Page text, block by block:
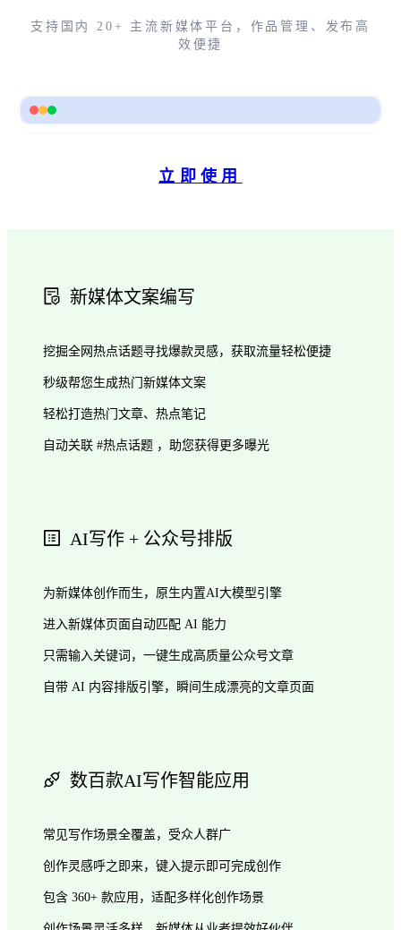
支持国内 20+ 主流新媒体平台，作品管理、发布高
效便捷
立即使用
新媒体文案编写
挖掘全网热点话题寻找爆款灵感，获取流量轻松便捷
秒级帮您生成热门新媒体文案
轻松打造热门文章、热点笔记
自动关联 #热点话题 ，助您获得更多曝光
AI写作 + 公众号排版
为新媒体创作而生，原生内置AI大模型引擎
进入新媒体页面自动匹配 AI 能力
只需输入关键词，一键生成高质量公众号文章
自带 AI 内容排版引擎，瞬间生成漂亮的文章页面
数百款AI写作智能应用
常见写作场景全覆盖，受众人群广
创作灵感呼之即来，键入提示即可完成创作
包含 360+ 款应用，适配多样化创作场景